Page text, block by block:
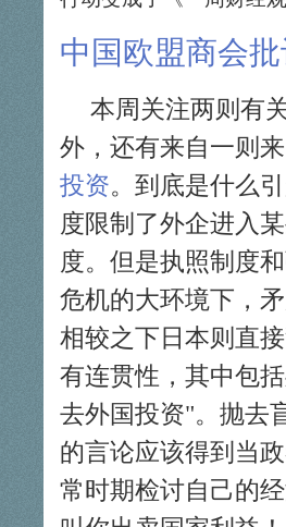
中国欧盟商会
本周关注两则有
外，还有来自一则
投资。到底是什么
度限制了外企进入
度。但是执照制度
危机的大环境下，
相较之下日本则直接
有连贯性，其中包
去外国投资 。抛去
的言论应该得到当
常时期检讨自己的